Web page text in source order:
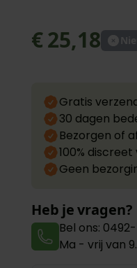
€ 25,18
Gratis
30 dagen
Bezorgen of
100%
Geen
Heb je vragen?
Bel ons:
Ma - vrij van